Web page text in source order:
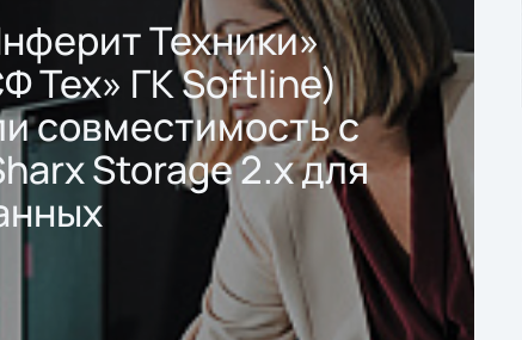
Техники»
Тех» ГК Softline)
совместимость с
Storage 2.x для